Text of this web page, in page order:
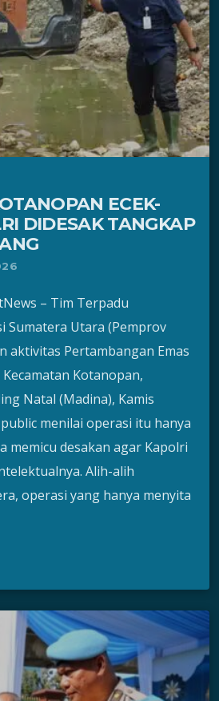
ECEK-
DIDESAK TANGKAP
– Tim Terpadu
Sumatera Utara (Pemprov
aktivitas Pertambangan Emas
Kotanopan,
Natal (Madina), Kamis
menilai operasi itu hanya
memicu desakan agar Kapolri
Alih-alih
operasi yang hanya menyita